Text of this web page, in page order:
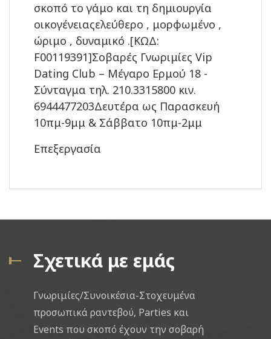
σκοπό το γάμο και τη δημιουργία
οικογένειαςελεύθερο , μορφωμένο ,
ώριμο , δυναμικό .[ΚΩΔ:
F00119391]Σοβαρές Γνωριμίες Vip
Dating Club – Μέγαρο Ερμού 18 -
Σύνταγμα τηλ. 210.3315800 κιν.
6944477203Δευτέρα ως Παρασκευή
10πμ-9μμ & Σάββατο 10πμ-2μμ
Επεξεργασία
Σχετικά με εμάς
Γνωριμίες/Συνοικέσια-Στοχευμένα
προσωπικά ραντεβού, Parties και
Events που σκοπό έχουν την σοβαρή